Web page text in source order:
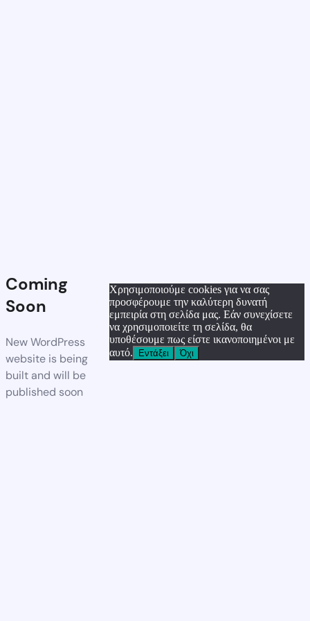
Coming
Soon
New WordPress
website is being
built and will be
published soon
Χρησιμοποιούμε cookies για να σας
προσφέρουμε την καλύτερη δυνατή
εμπειρία στη σελίδα μας. Εάν συνεχίσετε
να χρησιμοποιείτε τη σελίδα, θα
υποθέσουμε πως είστε ικανοποιημένοι με
αυτό.
Εντάξει Όχι